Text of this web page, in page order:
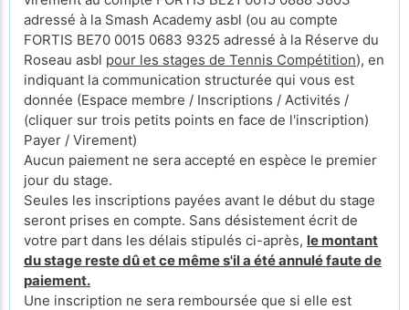
adressé à la Smash Academy asbl (ou au compte
FORTIS BE70 0015 0683 9325 adressé à la Réserve du
Roseau asbl pour les stages de Tennis Compétition), en
indiquant la communication structurée qui vous est
donnée (Espace membre / Inscriptions / Activités /
(cliquer sur trois petits points en face de l'inscription)
Payer / Virement)
Aucun paiement ne sera accepté en espèce le premier
jour du stage.
Seules les inscriptions payées avant le début du stage
seront prises en compte. Sans désistement écrit de
votre part dans les délais stipulés ci-après, le montant
du stage reste dû et ce même s'il a été annulé faute de
paiement.
Une inscription ne sera remboursée que si elle est